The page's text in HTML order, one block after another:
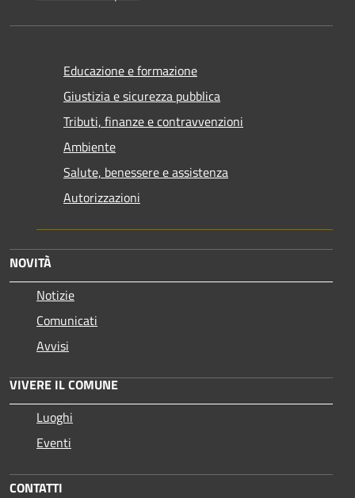
Educazione e formazione
Giustizia e sicurezza pubblica
Tributi, finanze e contravvenzioni
Ambiente
Salute, benessere e assistenza
Autorizzazioni
NOVITÀ
Notizie
Comunicati
Avvisi
VIVERE IL COMUNE
Luoghi
Eventi
CONTATTI